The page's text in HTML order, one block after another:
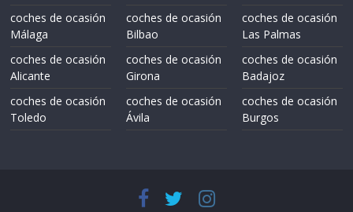
coches de ocasión
Málaga
coches de ocasión
Alicante
coches de ocasión
Toledo
coches de ocasión
Bilbao
coches de ocasión
Girona
coches de ocasión
Ávila
coches de ocasión
Las Palmas
coches de ocasión
Badajoz
coches de ocasión
Burgos